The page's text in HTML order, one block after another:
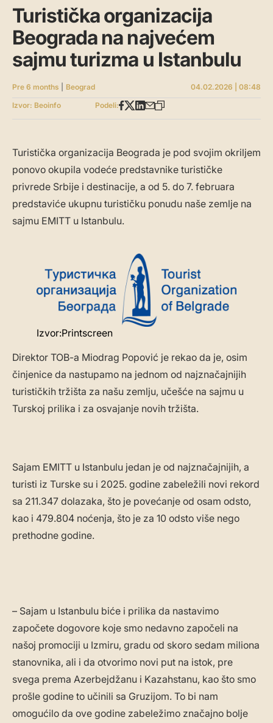
Turistička organizacija
Beograda na najvećem
sajmu turizma u Istanbulu
Pre 6 months Beograd
04.02.2026 | 08:48
Izvor: Beoinfo
Podeli:
Turistička organizacija Beograda je pod svojim okriljem
ponovo okupila vodeće predstavnike turističke
privrede Srbije i destinacije, a od 5. do 7. februara
predstaviće ukupnu turističku ponudu naše zemlje na
sajmu EMITT u Istanbulu.
Izvor:Printscreen
Direktor TOB-a Miodrag Popović je rekao da je, osim
činjenice da nastupamo na jednom od najznačajnijih
turističkih tržišta za našu zemlju, učešće na sajmu u
Turskoj prilika i za osvajanje novih tržišta.
Sajam EMITT u Istanbulu jedan je od najznačajnijih, a
turisti iz Turske su i 2025. godine zabeležili novi rekord
sa 211.347 dolazaka, što je povećanje od osam odsto,
kao i 479.804 noćenja, što je za 10 odsto više nego
prethodne godine.
– Sajam u Istanbulu biće i prilika da nastavimo
započete dogovore koje smo nedavno započeli na
našoj promociji u Izmiru, gradu od skoro sedam miliona
stanovnika, ali i da otvorimo novi put na istok, pre
svega prema Azerbejdžanu i Kazahstanu, kao što smo
prošle godine to učinili sa Gruzijom. To bi nam
omogućilo da ove godine zabeležimo značajno bolje